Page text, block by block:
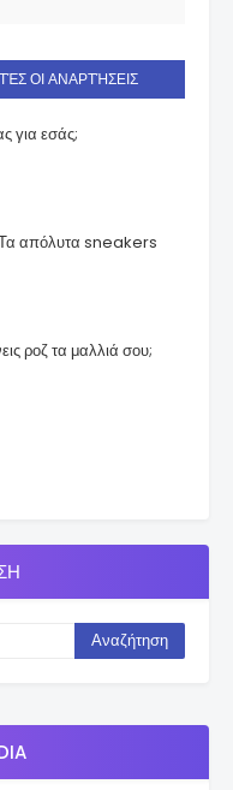
ΟΙ ΑΝΑΡΤΉΣΕΙΣ
για εσάς;
απόλυτα sneakers
ροζ τα μαλλιά σου;